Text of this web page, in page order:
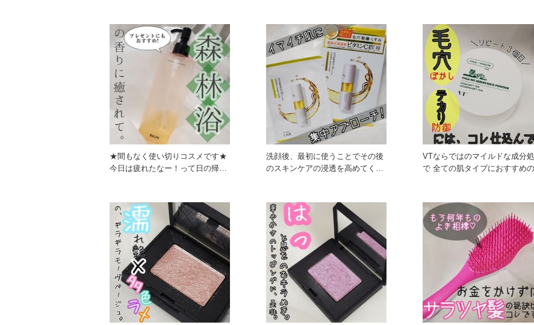
★間もなく使い切りコスメです★
今日は疲れたなー！って日の帰宅
洗顔後、最初に使うことでその後
のスキンケアの浸透を高めてくれ
VTならではのマイルドな成分
で 全ての肌タイプにおすすめ